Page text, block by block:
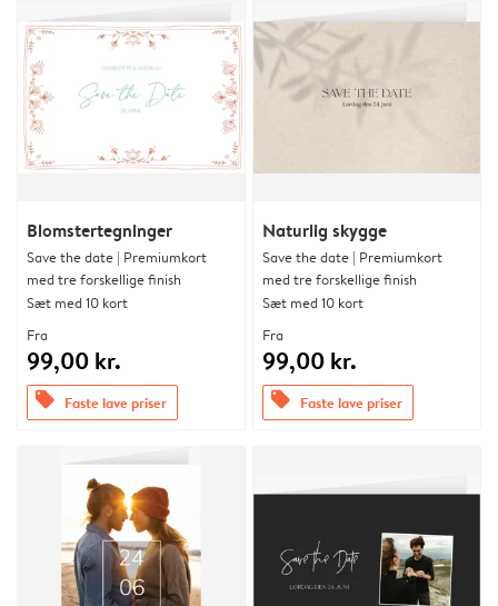
Blomstertegninger
Save the date | Premiumkort
med tre forskellige finish
Sæt med 10 kort
Fra
99,00 kr.
offers Faste lave priser
Naturlig skygge
Save the date | Premiumkort
med tre forskellige finish
Sæt med 10 kort
Fra
99,00 kr.
offers Faste lave priser